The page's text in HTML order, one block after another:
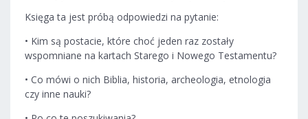
Księga ta jest próbą odpowiedzi na pytanie:
• Kim są postacie, które choć jeden raz zostały
wspomniane na kartach Starego i Nowego Testamentu?
• Co mówi o nich Biblia, historia, archeologia, etnologia
czy inne nauki?